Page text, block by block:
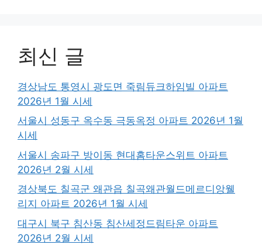
최신 글
경상남도 통영시 광도면 죽림듀크하임빌 아파트
2026년 1월 시세
서울시 성동구 옥수동 극동옥정 아파트 2026년 1월
시세
서울시 송파구 방이동 현대홈타운스위트 아파트
2026년 2월 시세
경상북도 칠곡군 왜관읍 칠곡왜관월드메르디앙웰
리지 아파트 2026년 1월 시세
대구시 북구 침산동 침산세정드림타운 아파트
2026년 2월 시세